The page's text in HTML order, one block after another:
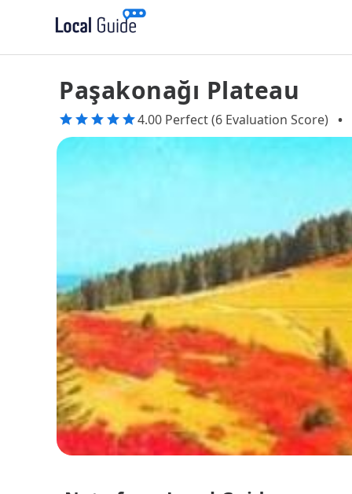
Paşakonağı Plateau
4.00 Perfect (6 Evaluation Score) •